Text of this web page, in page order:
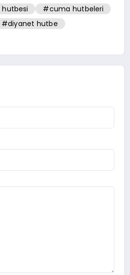
#cuma hutbeleri
#diyanet hutbe